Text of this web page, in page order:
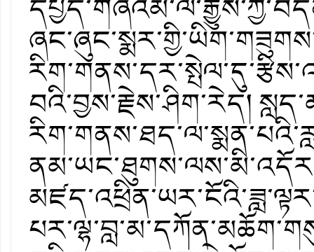
བའི་བྱས་རྗེས་ཤིག་རེད།